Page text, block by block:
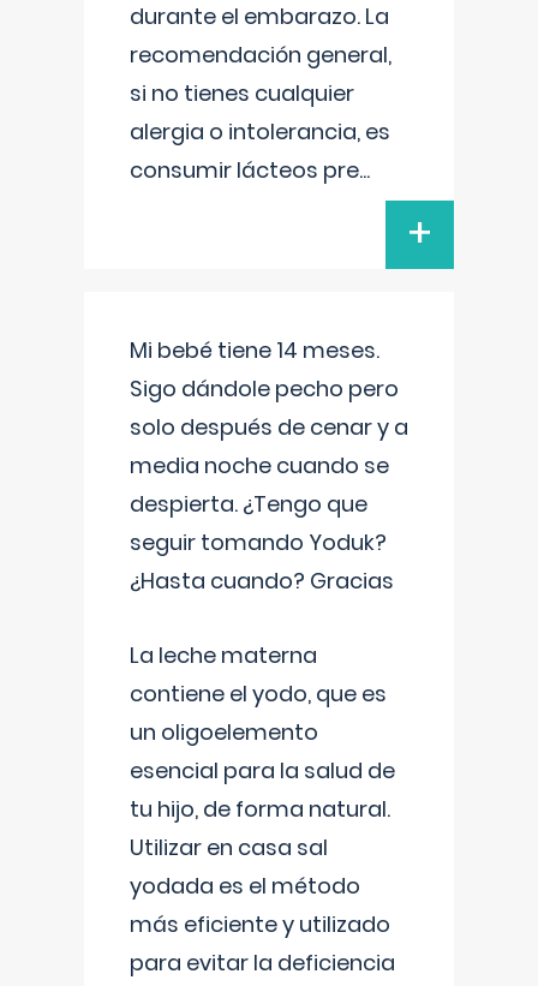
durante el embarazo. La
recomendación general,
si no tienes cualquier
alergia o intolerancia, es
consumir lácteos pre...
+
Mi bebé tiene 14 meses.
Sigo dándole pecho pero
solo después de cenar y a
media noche cuando se
despierta. ¿Tengo que
seguir tomando Yoduk?
¿Hasta cuando? Gracias
La leche materna
contiene el yodo, que es
un oligoelemento
esencial para la salud de
tu hijo, de forma natural.
Utilizar en casa sal
yodada es el método
más eficiente y utilizado
para evitar la deficiencia